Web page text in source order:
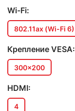
Wi-Fi:
802.11ax (Wi-Fi 6)
Крепление VESA:
300x200
HDMI:
4